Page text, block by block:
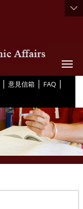
| 意見信箱 | FAQ |